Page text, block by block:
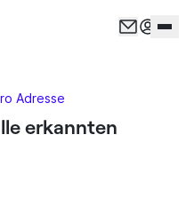
Adresse
erkannten